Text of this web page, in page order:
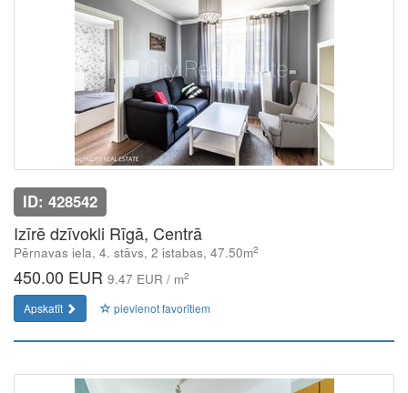
ID: 428542
Izīrē dzīvokli Rīgā, Centrā
Pērnavas iela, 4. stāvs, 2 istabas, 47.50m2
450.00 EUR 9.47 EUR / m2
Apskatīt pievienot favorītiem